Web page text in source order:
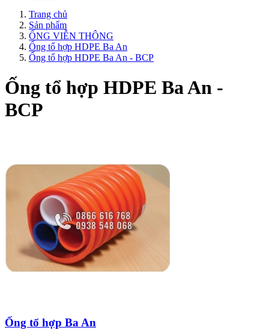
Trang chủ
Sản phẩm
ỐNG VIỄN THÔNG
Ống tổ hợp HDPE Ba An
Ống tổ hợp HDPE Ba An - BCP
Ống tổ hợp HDPE Ba An -
BCP
Ống tổ hợp Ba An